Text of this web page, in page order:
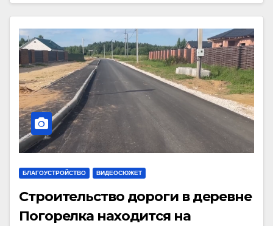
БЛАГОУСТРОЙСТВО ВИДЕОСЮЖЕТ
Строительство дороги в деревне
Погорелка находится на